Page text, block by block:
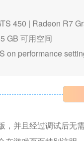
450 | Radeon R7
GB 可用空间
on performance
，并且经过调试后无